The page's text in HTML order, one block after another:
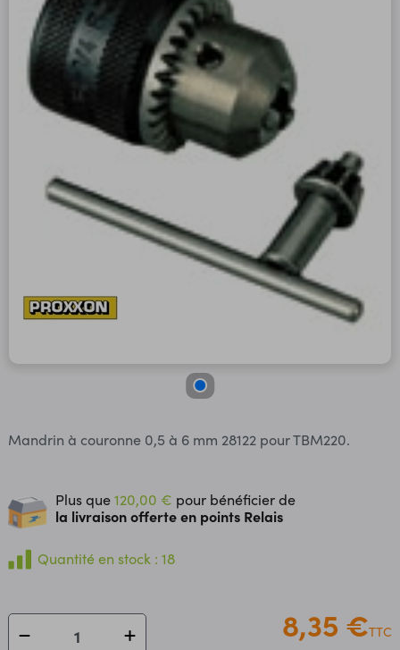
Mandrin à couronne 0,5 à 6 mm 28122 pour TBM220.
Plus que120,00 € pour bénéficier de
la livraison offerte en points Relais
Quantité en stock : 18
8,35 €TTC